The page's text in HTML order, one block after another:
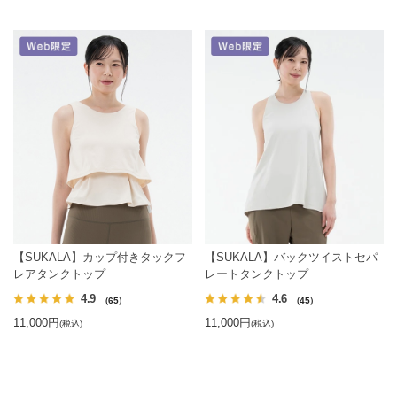
【SUKALA】カップ付きタックフ
レアタンクトップ
4.9 （65）
11,000円(税込)
【SUKALA】バックツイストセパ
レートタンクトップ
4.6 （45）
11,000円(税込)